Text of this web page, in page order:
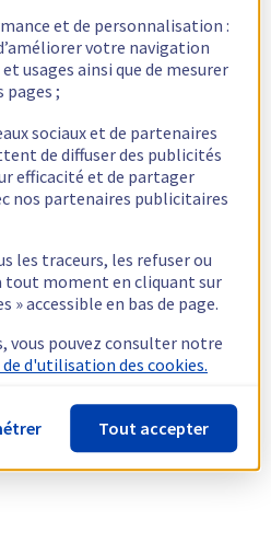
et de personnalisation :
votre navigation
usages ainsi que de mesurer
pages ;
sociaux et de partenaires
de diffuser des publicités
efficacité et de partager
nos partenaires publicitaires
les traceurs, les refuser ou
tout moment en cliquant sur
» accessible en bas de page.
vous pouvez consulter notre
d'utilisation des cookies.
Tout accepter